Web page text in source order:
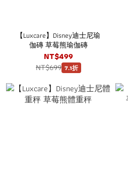
【Luxcare】Disney迪士尼瑜
伽磚 草莓熊瑜伽磚
NT$499
NT$699 7.1折